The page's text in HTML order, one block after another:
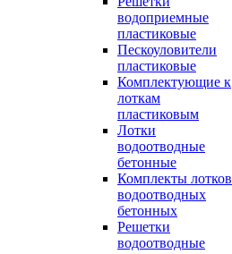
водоприемные
пластиковые
Пескоуловители
пластиковые
Комплектующие к
лоткам
пластиковым
Лотки
водоотводные
бетонные
Комплекты лотков
водоотводных
бетонных
Решетки
водоотводные